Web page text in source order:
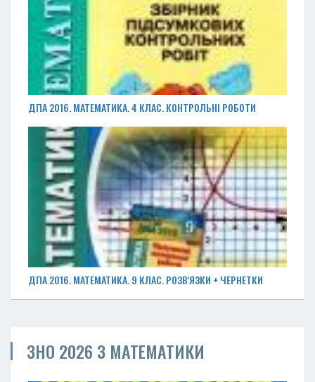
ДПА 2016. МАТЕМАТИКА. 4 КЛАС. КОНТРОЛЬНІ РОБОТИ
ДПА 2016. МАТЕМАТИКА. 9 КЛАС. РОЗВ'ЯЗКИ + ЧЕРНЕТКИ
ЗНО 2026 З МАТЕМАТИКИ